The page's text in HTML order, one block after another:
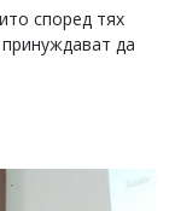
според тях
да